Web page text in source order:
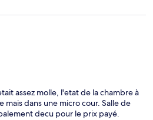
assez molle, l'etat de la chambre à
mais dans une micro cour. Salle de
decu pour le prix payé.